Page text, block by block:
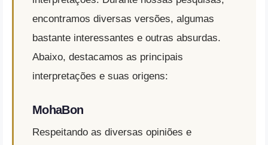
encontramos diversas versões, algumas
bastante interessantes e outras absurdas.
Abaixo, destacamos as principais
interpretações e suas origens:
MohaBon
Respeitando as diversas opiniões e